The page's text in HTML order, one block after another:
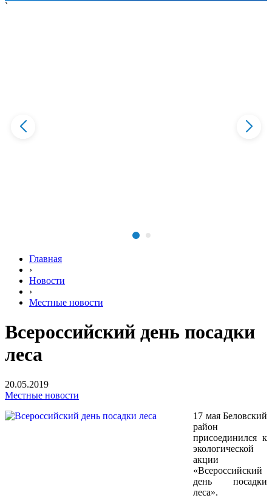
`
Главная
›
Новости
›
Местные новости
Всероссийский день посадки
леса
20.05.2019
Местные новости
17 мая Беловский
район
присоединился к
экологической
акции
«Всероссийский
день посадки
леса».